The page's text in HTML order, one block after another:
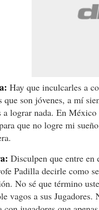
Hay que inculcarles a
son jóvenes, a mí
a lograr nada. En
que no logre mi
Disculpen que entre en
Padilla decirle como
No sé que término
vagos a sus